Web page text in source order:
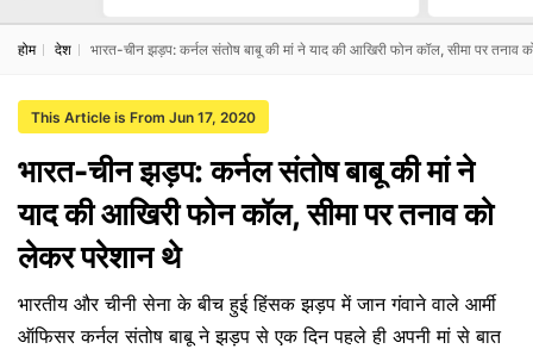
होम देश भारत-चीन झड़प: कर्नल संतोष बाबू की मां ने याद की आखिरी फोन कॉल, सीमा पर तनाव
This Article is From Jun 17, 2020
भारत-चीन झड़प: कर्नल संतोष बाबू की मां ने
याद की आखिरी फोन कॉल, सीमा पर तनाव को
लेकर परेशान थे
भारतीय और चीनी सेना के बीच हुई हिंसक झड़प में जान गंवाने वाले आर्मी
ऑफिसर कर्नल संतोष बाबू ने झड़प से एक दिन पहले ही अपनी मां से बात